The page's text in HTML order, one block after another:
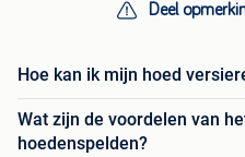
Deel
Hoe kan ik mijn hoed
Wat zijn de voordelen van
hoedenspelden?